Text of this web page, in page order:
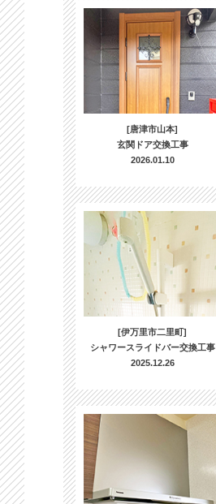
[唐津市山本]
玄関ドア交換工事
2026.01.10
[伊万里市二里町]
シャワースライドバー交換工事
2025.12.26